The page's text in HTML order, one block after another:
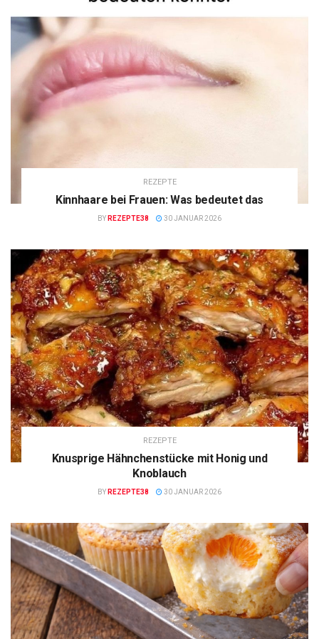
REZEPTE
Kinnhaare bei Frauen: Was bedeutet das
BY REZEPTE38 30 JANUAR 2026
REZEPTE
Knusprige Hähnchenstücke mit Honig und
Knoblauch
BY REZEPTE38 30 JANUAR 2026